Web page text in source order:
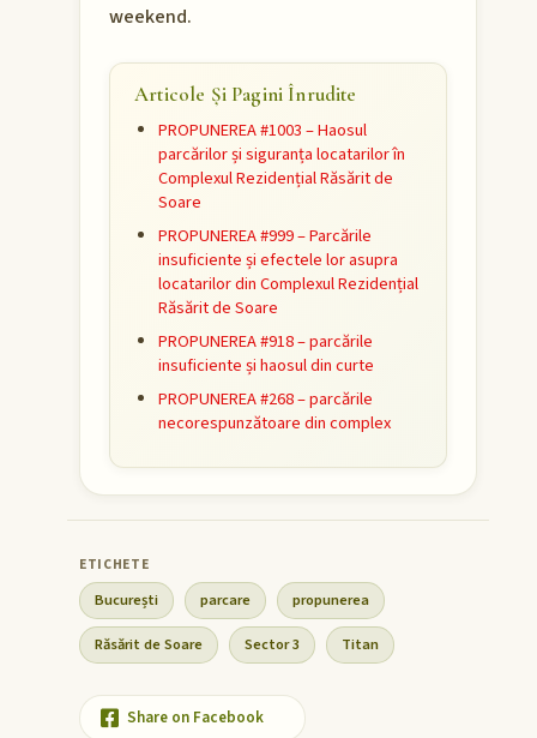
weekend.
Articole Și Pagini Înrudite
PROPUNEREA #1003 – Haosul
parcărilor și siguranța locatarilor în
Complexul Rezidențial Răsărit de
Soare
PROPUNEREA #999 – Parcările
insuficiente și efectele lor asupra
locatarilor din Complexul Rezidențial
Răsărit de Soare
PROPUNEREA #918 – parcările
insuficiente și haosul din curte
PROPUNEREA #268 – parcările
necorespunzătoare din complex
București parcare propunerea
Răsărit de Soare Sector 3 Titan
Share on Facebook